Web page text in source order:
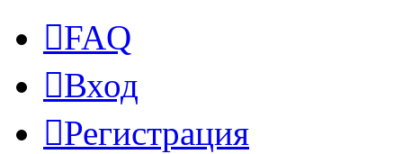
FAQ
Вход
Регистрация